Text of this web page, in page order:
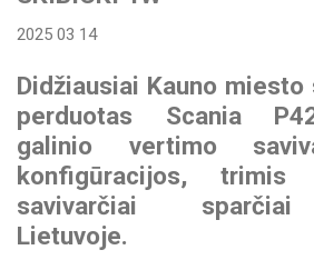
LOGLIFT miško krautuvai
JONSERED krautuvai
metalo laužui
KLUBB žmonių kėlimo
platforma
METSATEK miškavežiai
ALUCAR statramsčiai
Statybinės technikos
pervežimo platformos
SKIBICKI konteinervežės
priekabos
STAS savivartės
puspriekabės
GHH RAND kompresoriai
GARDNER DENVER
kompresoriai
Hidraulinės sistemos
vilkikams
HIAB aksesuarai
2025 03 14
Didžiausiai Kauno
perduotas Scania
galinio vertimo
konfigūracijos,
savivarčiai
Lietuvoje.